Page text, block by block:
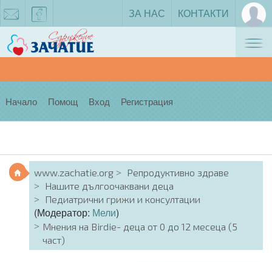
facebook
ЗА НАС КОНТАКТИ
Начало Помощ Вход Регистрация
www.zachatie.org
Репродуктивно здраве
Нашите дългоочаквани деца
Педиатрични грижи и консултации
(Модератор: Мели)
Мнения на Birdie- деца от 0 до 12 месеца (5
част)